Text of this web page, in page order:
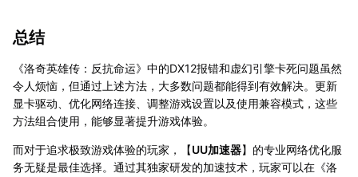
总结
《洛奇英雄传：反抗命运》中的DX12报错和虚幻引擎卡死问题虽然
令人烦恼，但通过上述方法，大多数问题都能得到有效解决。更新
显卡驱动、优化网络连接、调整游戏设置以及使用兼容模式，这些
方法组合使用，能够显著提升游戏体验。
而对于追求极致游戏体验的玩家，【UU加速器】的专业网络优化服
务无疑是最佳选择。通过其独家研发的加速技术，玩家可以在《洛